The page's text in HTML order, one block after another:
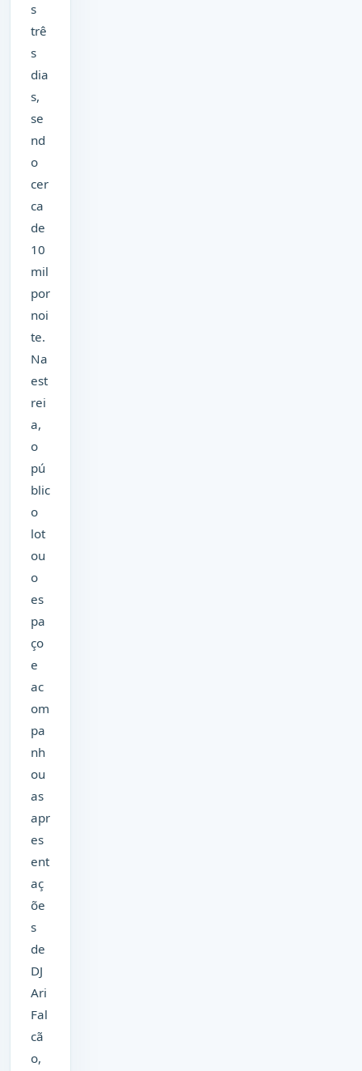
s
trê
s
dia
s,
se
nd
o
cer
ca
de
10
mil
por
noi
te.
Na
est
rei
a,
o
pú
blic
o
lot
ou
o
es
pa
ço
e
ac
om
pa
nh
ou
as
apr
es
ent
aç
õe
s
de
DJ
Ari
Fal
cã
o,